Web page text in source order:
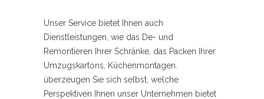
Unser Service bietet Ihnen auch
Dienstleistungen, wie das De- und
Remontieren Ihrer Schränke, das Packen Ihrer
Umzugskartons, Küchenmontagen.
überzeugen Sie sich selbst, welche
Perspektiven Ihnen unser Unternehmen bietet